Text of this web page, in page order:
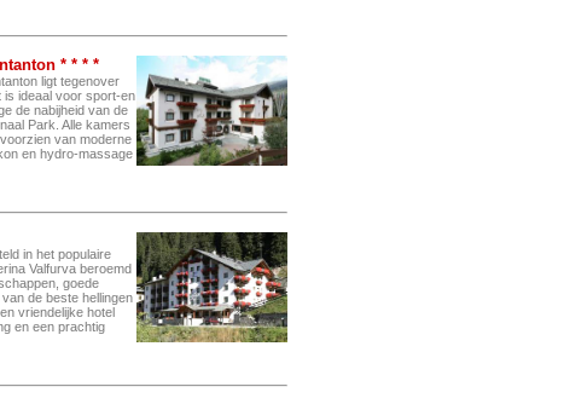
* * * *
ligt tegenover
is ideaal voor sport-en
de nabijheid van de
Park. Alle kamers
van moderne
en hydro-massage
in het populaire
Valfurva beroemd
goede
de beste hellingen
vriendelijke hotel
en een prachtig